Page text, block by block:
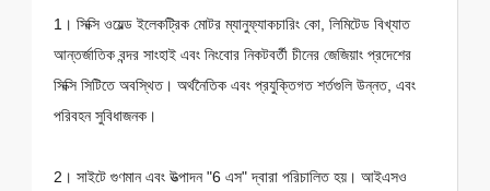
1। সিক্সি ওয়েল্ড ইলেকট্রিক মোটর ম্যানুফ্যাকচারিং কো, লিমিটেড বিখ্যাত
আন্তর্জাতিক বন্দর সাংহাই এবং নিংবোর নিকটবর্তী চীনের জেজিয়াং প্রদেশের
সিক্সি সিটিতে অবস্থিত। অর্থনৈতিক এবং প্রযুক্তিগত শর্তগুলি উন্নত, এবং
পরিবহন সুবিধাজনক।
2। সাইটে গুণমান এবং উত্পাদন "6 এস" দ্বারা পরিচালিত হয়। আইএসও